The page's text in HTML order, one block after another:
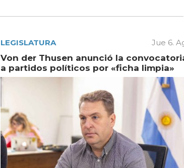
LEGISLATURA Jue 6.
Von der Thusen anunció la
a partidos políticos por «ficha limpia»